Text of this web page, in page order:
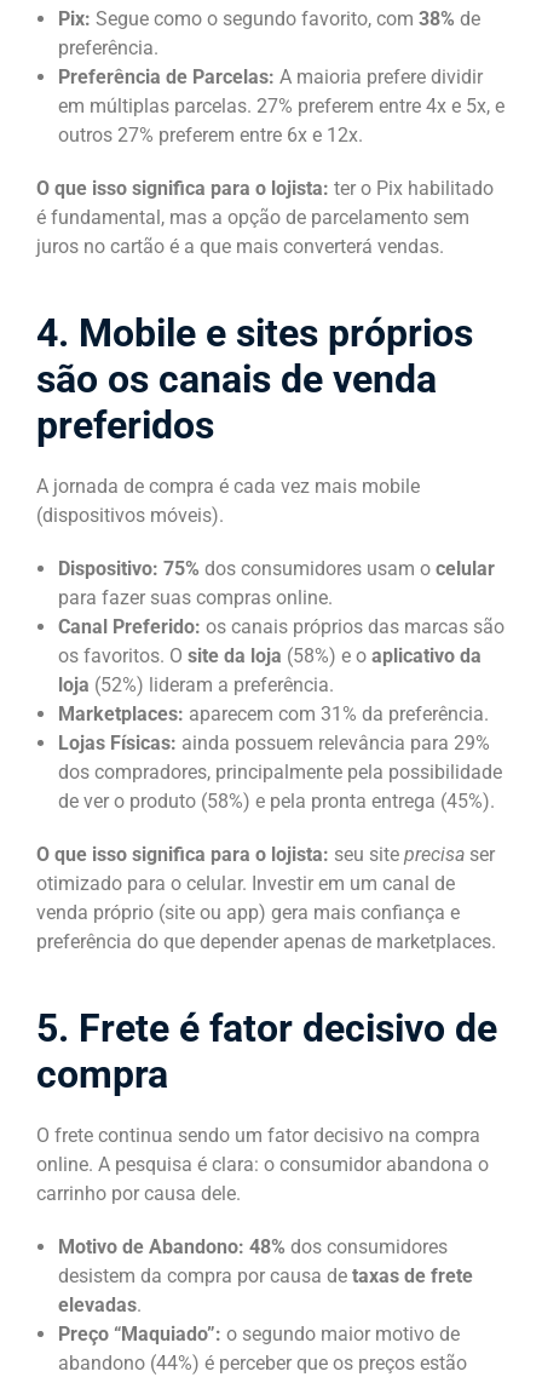
Pix: Segue como o segundo favorito, com 38% de
preferência.
Preferência de Parcelas: A maioria prefere dividir
em múltiplas parcelas. 27% preferem entre 4x e 5x, e
outros 27% preferem entre 6x e 12x.
O que isso significa para o lojista: ter o Pix habilitado
é fundamental, mas a opção de parcelamento sem
juros no cartão é a que mais converterá vendas.
4. Mobile e sites próprios
são os canais de venda
preferidos
A jornada de compra é cada vez mais mobile
(dispositivos móveis).
Dispositivo: 75% dos consumidores usam o celular
para fazer suas compras online.
Canal Preferido: os canais próprios das marcas são
os favoritos. O site da loja (58%) e o aplicativo da
loja (52%) lideram a preferência.
Marketplaces: aparecem com 31% da preferência.
Lojas Físicas: ainda possuem relevância para 29%
dos compradores, principalmente pela possibilidade
de ver o produto (58%) e pela pronta entrega (45%).
O que isso significa para o lojista: seu site precisa ser
otimizado para o celular. Investir em um canal de
venda próprio (site ou app) gera mais confiança e
preferência do que depender apenas de marketplaces.
5. Frete é fator decisivo de
compra
O frete continua sendo um fator decisivo na compra
online. A pesquisa é clara: o consumidor abandona o
carrinho por causa dele.
Motivo de Abandono: 48% dos consumidores
desistem da compra por causa de taxas de frete
elevadas.
Preço “Maquiado”: o segundo maior motivo de
abandono (44%) é perceber que os preços estão